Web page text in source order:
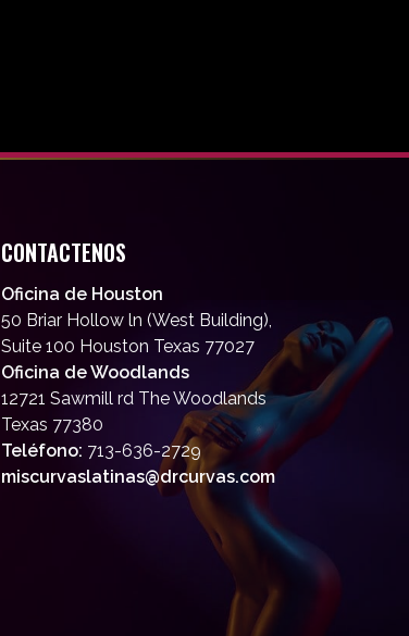
CONTACTENOS
Oficina de Houston
50 Briar Hollow ln (West Building),
Suite 100 Houston Texas 77027
Oficina de Woodlands
12721 Sawmill rd The Woodlands
Texas 77380
Teléfono: 713-636-2729
miscurvaslatinas@drcurvas.com